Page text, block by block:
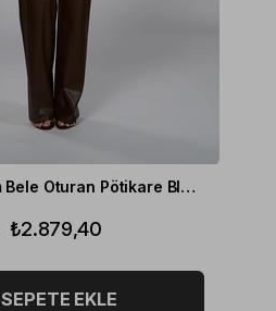
Kadın Krem Bele Oturan Pötikare Blazer
₺2.879,40
SEPETE EKLE